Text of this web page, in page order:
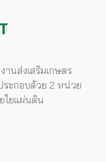
านส่งเสริมเกษตร
ระกอบด้วย 2 หน่วย
ใยแผ่นดิน